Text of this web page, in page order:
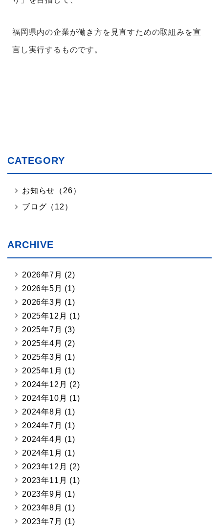
福岡県内の企業が働き方を見直すための取組みを宣
言し実行するものです。
CATEGORY
お知らせ（26）
ブログ（12）
ARCHIVE
2026年7月 (2)
2026年5月 (1)
2026年3月 (1)
2025年12月 (1)
2025年7月 (3)
2025年4月 (2)
2025年3月 (1)
2025年1月 (1)
2024年12月 (2)
2024年10月 (1)
2024年8月 (1)
2024年7月 (1)
2024年4月 (1)
2024年1月 (1)
2023年12月 (2)
2023年11月 (1)
2023年9月 (1)
2023年8月 (1)
2023年7月 (1)